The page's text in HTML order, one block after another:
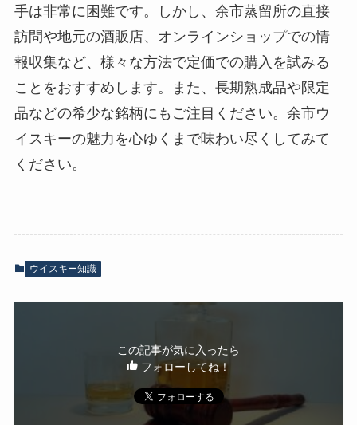
手は非常に困難です。しかし、余市蒸留所の直接
訪問や地元の酒販店、オンラインショップでの情
報収集など、様々な方法で定価での購入を試みる
ことをおすすめします。また、長期熟成品や限定
品などの希少な銘柄にもご注目ください。余市ウ
イスキーの魅力を心ゆくまで味わい尽くしてみて
ください。
ウイスキー知識
この記事が気に入ったら
フォローしてね！